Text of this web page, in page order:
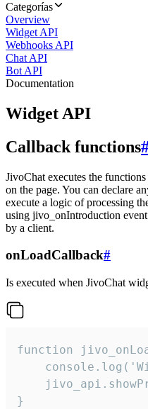
Categorías
Overview
Widget API
Webhooks API
Chat API
Bot API
Documentation
Widget API
Callback functions
JivoChat executes the
on the page. You can declare
execute a logic of processing
using jivo_onIntroduction
by a client.
onLoadCallback#
Is executed when JivoChat
function
}